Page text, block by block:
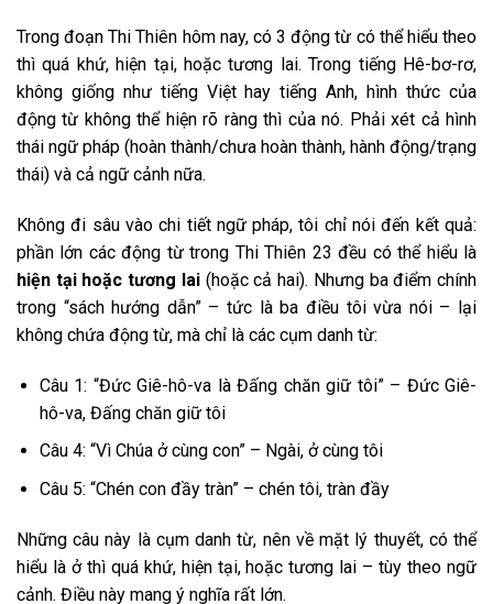
Trong đoạn Thi Thiên hôm nay, có 3 động từ có thể hiểu theo
thì quá khứ, hiện tại, hoặc tương lai. Trong tiếng Hê-bơ-rơ,
không giống như tiếng Việt hay tiếng Anh, hình thức của
động từ không thể hiện rõ ràng thì của nó. Phải xét cả hình
thái ngữ pháp (hoàn thành/chưa hoàn thành, hành động/trạng
thái) và cả ngữ cảnh nữa.
Không đi sâu vào chi tiết ngữ pháp, tôi chỉ nói đến kết quả:
phần lớn các động từ trong Thi Thiên 23 đều có thể hiểu là
hiện tại hoặc tương lai(hoặc cả hai). Nhưng ba điểm chính
trong “sách hướng dẫn” – tức là ba điều tôi vừa nói – lại
không chứa động từ, mà chỉ là các cụm danh từ:
Câu 1: “Đức Giê-hô-va là Đấng chăn giữ tôi” – Đức Giê-
hô-va, Đấng chăn giữ tôi
Câu 4: “Vì Chúa ở cùng con” – Ngài, ở cùng tôi
Câu 5: “Chén con đầy tràn” – chén tôi, tràn đầy
Những câu này là cụm danh từ, nên về mặt lý thuyết, có thể
hiểu là ở thì quá khứ, hiện tại, hoặc tương lai – tùy theo ngữ
cảnh. Điều này mang ý nghĩa rất lớn.